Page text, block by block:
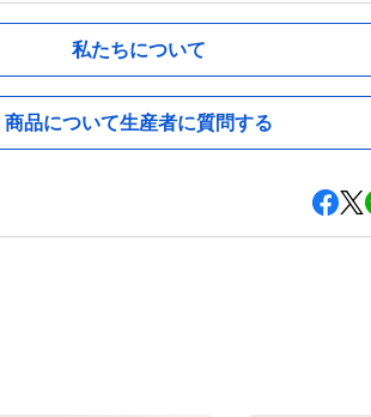
私たちについて
商品について生産者に質問する